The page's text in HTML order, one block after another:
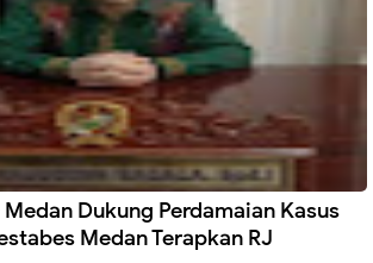
Dukung Perdamaian Kasus
Medan Terapkan RJ